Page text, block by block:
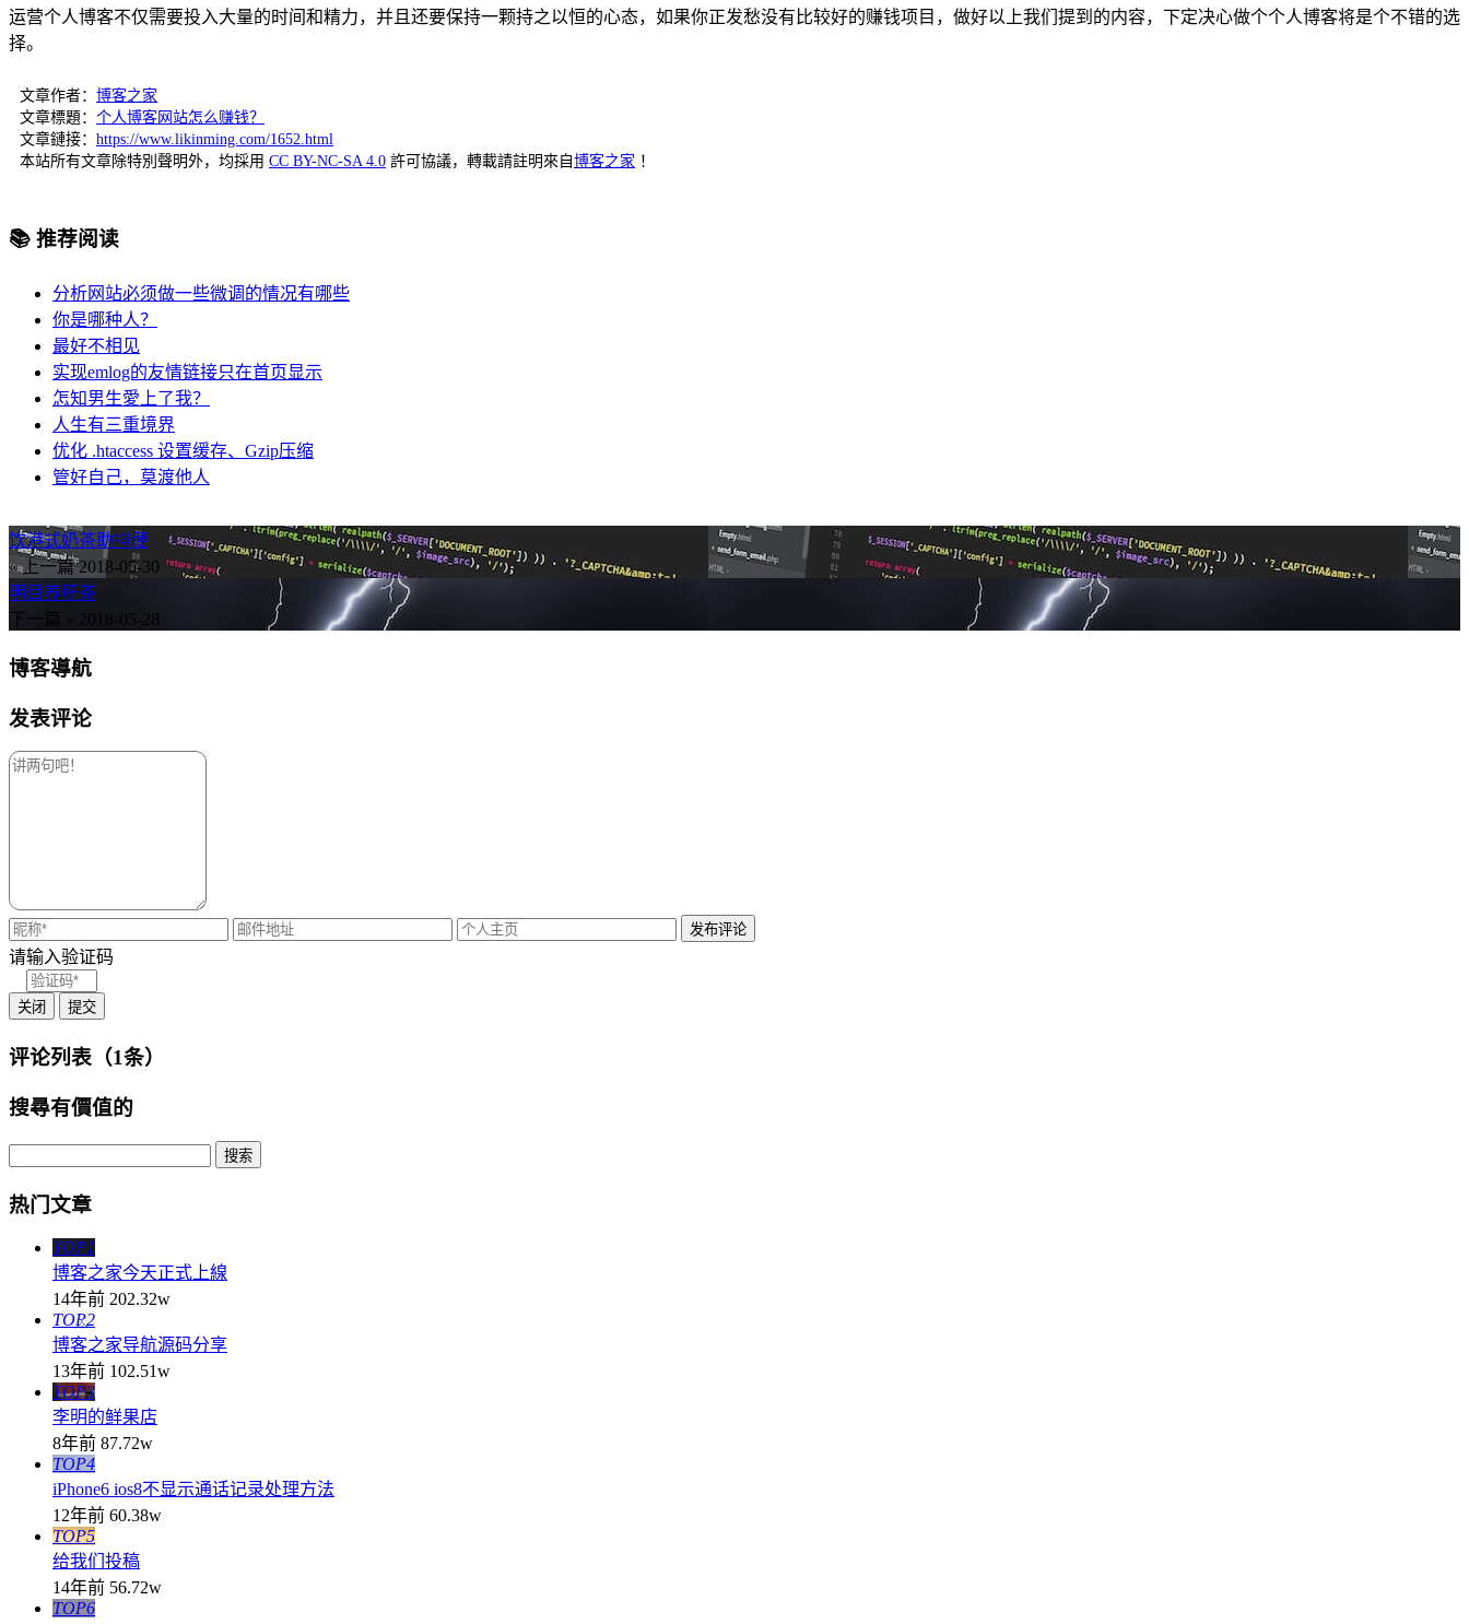
运营个人博客不仅需要投入大量的时间和精力，并且还要保持一颗持之以恒的心态，如果你正发愁没有比较好的赚钱项目，做好以上我们提到的内容，下定决心做个个人博客将是个不错的选
择。
文章作者： 博客之家
文章標題： 个人博客网站怎么赚钱？
文章鏈接： https://www.likinming.com/1652.html
本站所有文章除特別聲明外，均採用 CC BY-NC-SA 4.0 許可協議，轉載請註明來自 博客之家 ！
📚 推荐阅读
分析网站必须做一些微调的情况有哪些
你是哪种人？
最好不相见
实现emlog的友情链接只在首页显示
怎知男生愛上了我？
人生有三重境界
优化 .htaccess 设置缓存、Gzip压缩
管好自己，莫渡他人
饮港式奶茶助排便
« 上一篇 2018-05-30
明目养肝茶
下一篇 » 2018-05-28
博客導航
发表评论
请输入验证码
关闭 提交
评论列表（1条）
搜尋有價值的
热门文章
TOP1
博客之家今天正式上線
14年前 202.32w
TOP2
博客之家导航源码分享
13年前 102.51w
TOP3
李明的鲜果店
8年前 87.72w
TOP4
iPhone6 ios8不显示通话记录处理方法
12年前 60.38w
TOP5
给我们投稿
14年前 56.72w
TOP6